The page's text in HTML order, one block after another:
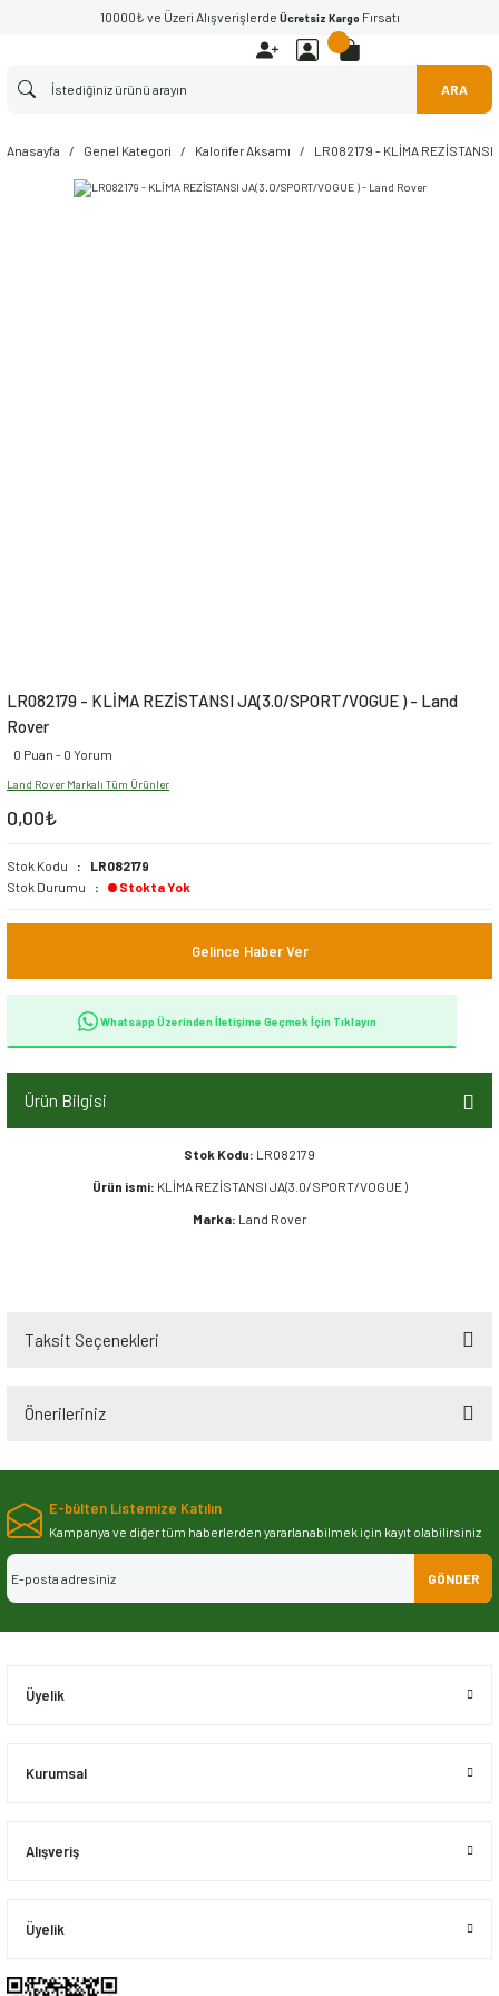
10000₺ ve Üzeri Alışverişlerde Ücretsiz Kargo Fırsatı
ARA
Anasayfa Genel Kategori Kalorifer Aksamı LR082179 - KLİMA
LR082179 - KLİMA REZİSTANSI JA(3.0/SPORT/VOGUE ) - Land
Rover
0 Puan - 0 Yorum
Land Rover Markalı Tüm Ürünler
0,00₺
Stok Kodu
LR082179
Stok Durumu
Stokta Yok
Gelince Haber Ver
Whatsapp Üzerinden İletişime Geçmek İçin Tıklayın
Ürün Bilgisi
Stok Kodu: LR082179
Ürün ismi: KLİMA REZİSTANSI JA(3.0/SPORT/VOGUE )
Marka: Land Rover
Taksit Seçenekleri
Önerileriniz
Bu ürünün fiyat bilgisi, resim, ürün açıklamalarında ve diğer konularda
iletebilirsiniz.
Görüş ve önerileriniz için teşekkür ederiz.
Ürün resmi kalitesiz, bozuk veya görüntülenemiyor.
E-bülten Listemize Katılın
Kampanya ve diğer tüm haberlerden yararlanabilmek için kayıt olabilirsiniz
GÖNDER
Üyelik
Kurumsal
Alışveriş
Üyelik